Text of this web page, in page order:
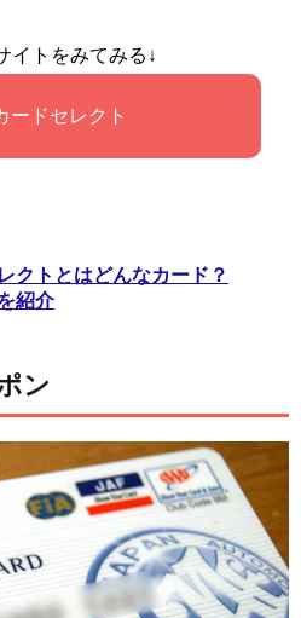
イトをみてみる↓
ードセレクト
クトとはどんなカード？
紹介
ン